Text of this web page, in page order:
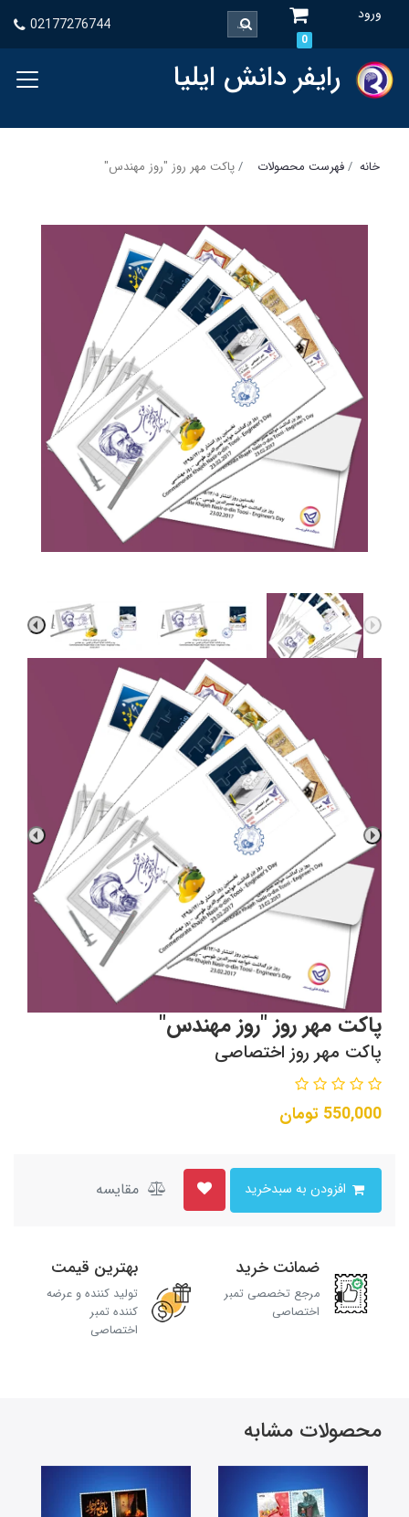
ورود
0
02177276744
رایفر دانش ایلیا
خانه فهرست محصولات پاکت مهر روز "روز مهندس"
پاکت مهر روز "روز مهندس"
پاکت مهر روز اختصاصی
550,000 تومان
مقایسه
ضمانت خرید
مرجع تخصصی تمبر
اختصاصی
بهترین قیمت
تولید کننده و عرضه
کننده تمبر
اختصاصی
محصولات مشابه